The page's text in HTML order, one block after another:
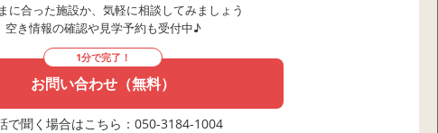
に合った施設か、気軽に相談してみましょう
空き情報の確認や見学予約も受付中♪
1分で完了！
お問い合わせ（無料）
で聞く場合はこちら：050-3184-1004